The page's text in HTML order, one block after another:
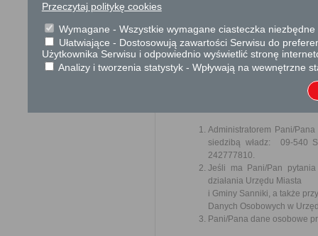
Ochrona danych osobowych
KLAUZULA INFORMACYJNA
W związku z realizacją
ochrony osób fizycznych w
uchylenia dyrektywy 95/46/WE
Administratorem Pani/
siedzibą władz: 09-540
242777810.
Jeśli ma Pani/Pan
działania Urzędu Miasta
i Gminy Sanniki, a także
Danych Osobowych w
Pani/Pana dane osobowe
Przeczytaj politykę cookies
Wymagane - Wszystkie wymagane ciasteczka
Ułatwiające - Dostosowują zawartości Serwisu do
Użytkownika Serwisu i odpowiednio wyświetlić stronę
Analizy i tworzenia statystyk - Wpływają na wewnętrzne